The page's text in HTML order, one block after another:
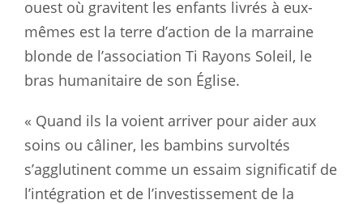
ouest où gravitent les enfants livrés à eux-
mêmes est la terre d’action de la marraine
blonde de l’association Ti Rayons Soleil, le
bras humanitaire de son Église.
« Quand ils la voient arriver pour aider aux
soins ou câliner, les bambins survoltés
s’agglutinent comme un essaim significatif de
l’intégration et de l’investissement de la